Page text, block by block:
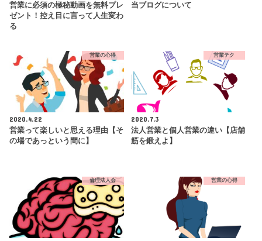
営業に必須の極秘動画を無料プレ
ゼント！控え目に言って人生変わ
る
当ブログについて
営業の心得
2020.4.22
営業って楽しいと思える理由【そ
の場であっという間に】
営業テク
2020.7.3
法人営業と個人営業の違い【店舗
筋を鍛えよ】
倫理法人会 営業の心得